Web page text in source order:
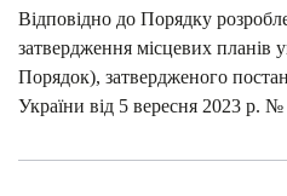
Відповідно до Порядку
затвердження місцевих планів
Порядок), затвердженого
України від 5 вересня 2023 р. №